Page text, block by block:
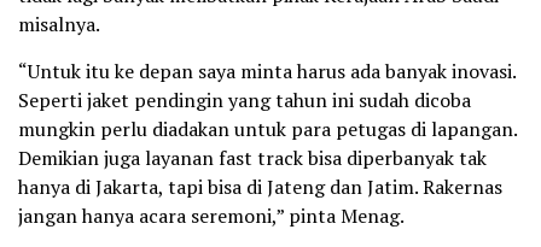
misalnya.
“Untuk itu ke depan saya minta harus ada banyak inovasi.
Seperti jaket pendingin yang tahun ini sudah dicoba
mungkin perlu diadakan untuk para petugas di lapangan.
Demikian juga layanan fast track bisa diperbanyak tak
hanya di Jakarta, tapi bisa di Jateng dan Jatim. Rakernas
jangan hanya acara seremoni,” pinta Menag.